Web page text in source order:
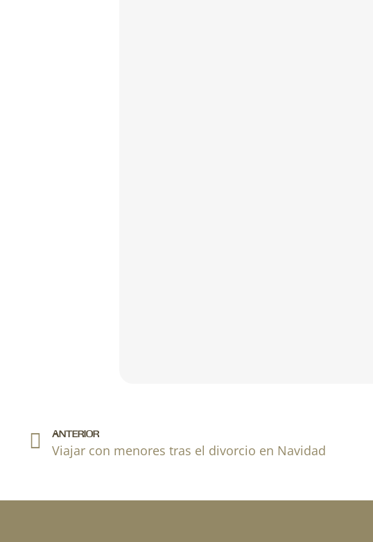
Ant
ANTERIOR
Viajar con menores tras el divorcio en Navidad